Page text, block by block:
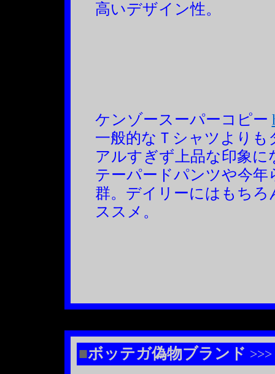
高いデザイン性。
ケンゾースーパーコピー
一般的なＴシャツより
アルすぎず上品な印象
テーパードパンツや今
群。デイリーにはもち
ススメ。
■ボッテガ偽物ブランド